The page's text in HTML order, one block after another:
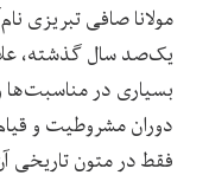
مولانا صافی تبریزی
یک‌صد سال گذشته،
بسیاری در
دوران مشروطیت و
فقط در متون تاریخی